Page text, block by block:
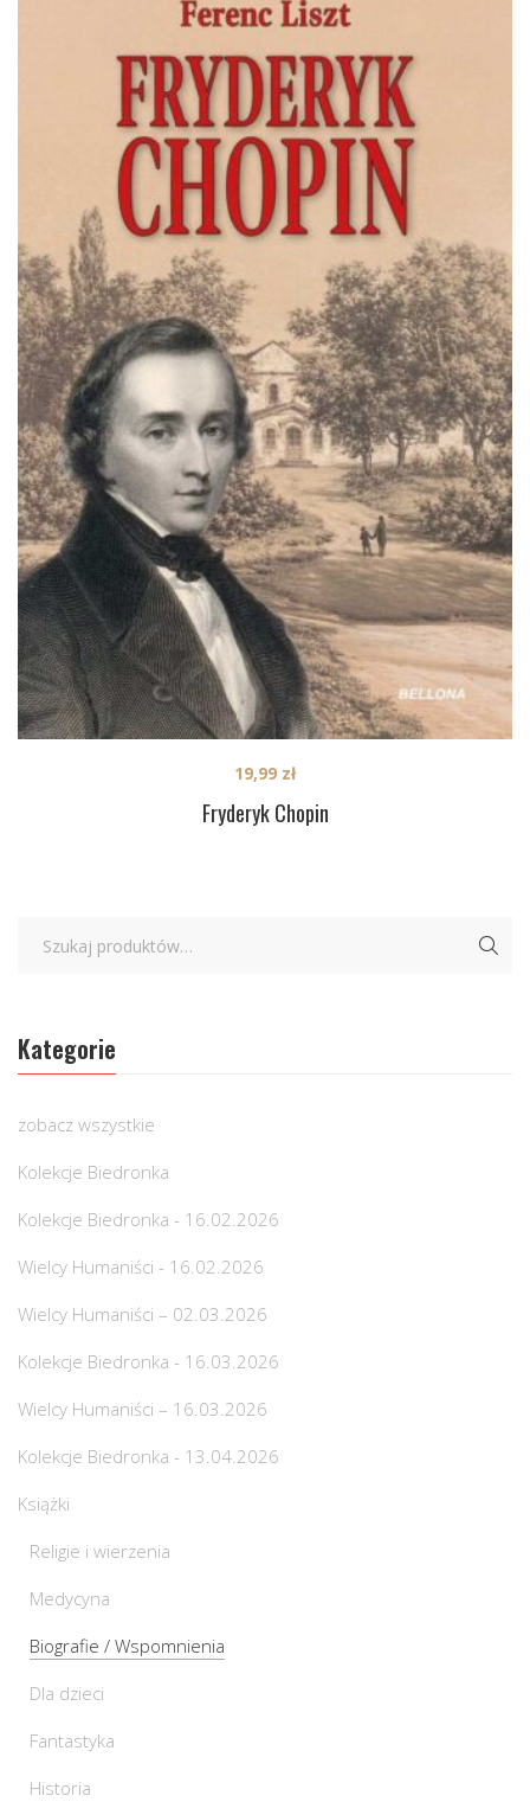
Fryderyk Chopin
19,99 zł
Kategorie
zobacz wszystkie
Kolekcje Biedronka
Kolekcje Biedronka - 16.02.2026
Wielcy Humaniści - 16.02.2026
Wielcy Humaniści – 02.03.2026
Kolekcje Biedronka - 16.03.2026
Wielcy Humaniści – 16.03.2026
Kolekcje Biedronka - 13.04.2026
Książki
Religie i wierzenia
Medycyna
Biografie / Wspomnienia
Dla dzieci
Fantastyka
Historia